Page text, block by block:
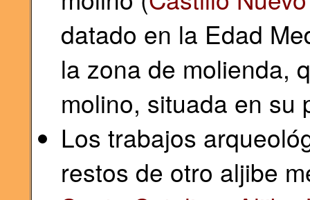
datado en la Edad
la zona de molienda,
molino, situada en su
Los trabajos
restos de otro aljibe